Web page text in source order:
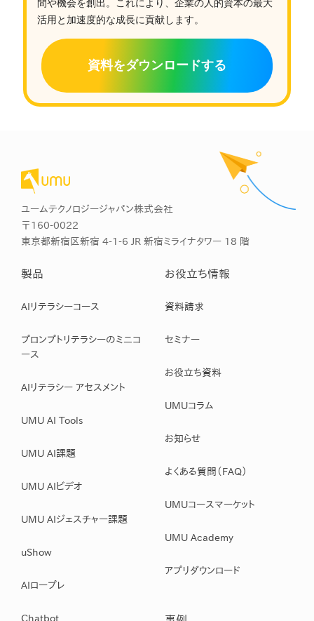
間や機会を創出。これにより、企業の人的資本の最大
活用と加速度的な成長に貢献します。
資料をダウンロードする
ユームテクノロジージャパン株式会社
〒160-0022
東京都新宿区新宿 4-1-6 JR 新宿ミライナタワー 18 階
製品
AIリテラシーコース
プロンプトリテラシーのミニコ
ース
AIリテラシー アセスメント
UMU AI Tools
UMU AI課題
UMU AIビデオ
UMU AIジェスチャー課題
uShow
AIロープレ
Chatbot
お役立ち情報
資料請求
セミナー
お役立ち資料
UMUコラム
お知らせ
よくある質問（FAQ）
UMUコースマーケット
UMU Academy
アプリダウンロード